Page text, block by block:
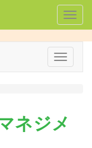
Toggle
ネジメ